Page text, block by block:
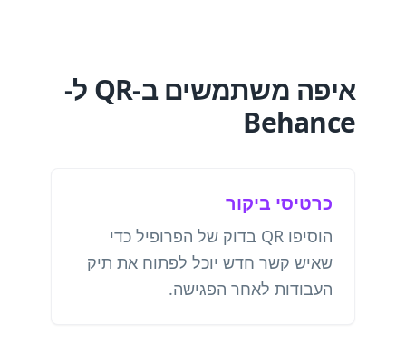
איפה משתמשים ב-QR ל-
Behance
כרטיסי ביקור
הוסיפו QR בדוק של הפרופיל כדי
שאיש קשר חדש יוכל לפתוח את תיק
העבודות לאחר הפגישה.